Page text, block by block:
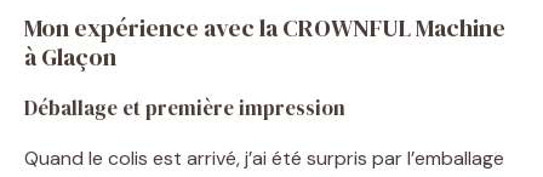
Mon expérience avec la CROWNFUL Machine
à Glaçon
Déballage et première impression
Quand le colis est arrivé, j’ai été surpris par l’emballage